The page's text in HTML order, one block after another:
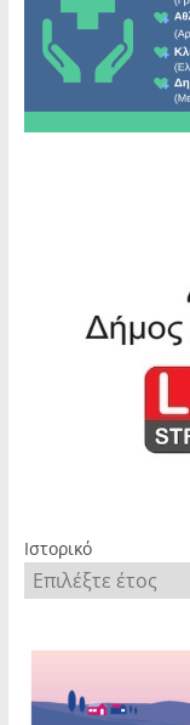
Ιστορικό